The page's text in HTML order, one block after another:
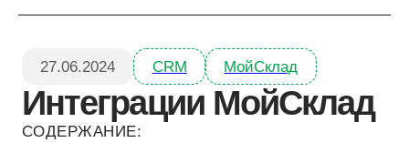
Интеграции МойСклад
➤ Готовые приложения для интеграции